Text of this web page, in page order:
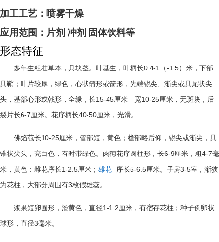
加工工艺：喷雾干燥
应用范围：片剂 冲剂 固体饮料等
形态特征
多年生粗壮草本，具块茎。叶基生，叶柄长0.4-1 （-1.5）米，下部
具鞘；叶片较厚，绿色，心状箭形或箭形，先端锐尖、渐尖或具尾状尖
头，基部心形或戟形，全缘，长15-45厘米，宽10-25厘米，无斑块，后
裂片长6-7厘米。花序柄长40-50厘米，光滑。
佛焰苞长10-25厘米，管部短，黄色；檐部略后仰，锐尖或渐尖，具
锥状尖头，亮白色，有时带绿色。肉穗花序圆柱形，长6-9厘米，粗 4-7毫
米，黄色：雌花序长1-2.5厘米； 雄花 序长5-6.5厘米。子房3-5室，渐狭
为花柱，大部分周围有3枚假雄蕊。
浆果短卵圆形，淡黄色，直径1-1.2厘米，有宿存花柱；种子倒卵状
球形，直径3毫米。